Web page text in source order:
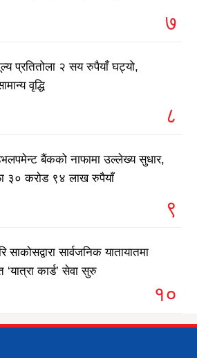
७
प्रतितोला २ सय रुपैयाँ घट्यो,
वृद्धि
८
बैंकको नाफामा उल्लेख्य सुधार,
३० करोड ९४ लाख रुपैयाँ
९
साकोसद्वारा सार्वजनिक यातायातमा
‘यात्रा कार्ड’ सेवा सुरु
१०